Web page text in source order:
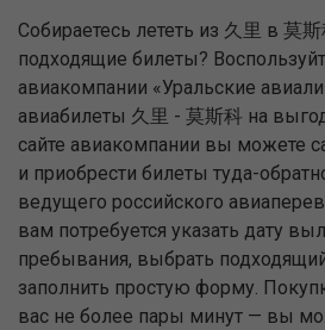
Собираетесь лететь из 久里 в 莫
подходящие билеты?
авиакомпании «Уральские
авиабилеты 久里 - 莫斯科 на
сайте авиакомпании вы можете
и приобрести билеты туда-
ведущего российского
вам потребуется указать дату
пребывания, выбрать
заполнить простую форму.
вас не более пары минут — вы